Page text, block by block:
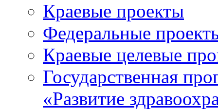
Краевые проекты
Федеральные
Краевые целевые
Государственная
«Развитие